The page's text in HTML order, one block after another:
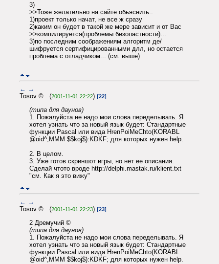
3)
>>Тоже желательно на сайте обьяснить..
1)проект только начат, не все ж сразу
2)каким он будет в такой же мере зависит и от Вас
>>компилируется(проблемы безопастности)...
3)по последним соображениям алгоритм де/
шифруется сертифицированными длл, но остается
проблема с отладчиком... (см. выше)
← →
Tosov © (2001-11-01 22:22) [22]
(типа для даунов)
1. Пожалуйста не надо мои слова переделывать. Я
хотел узнать что за новый язык будет: Стандартные
функции Pascal или вида HrenPoiMeChto(KORABL
@oid^,MMM $$koj$):KDKF; для которых нужен help.
2. В целом.
3. Уже готов скриншот игры, но нет ее описания.
Сделай чтото вроде http://delphi.mastak.ru/klient.txt
"см. Как я это вижу"
← →
Tosov © (2001-11-01 22:23) [23]
2 Дремучий ©
(типа для даунов)
1. Пожалуйста не надо мои слова переделывать. Я
хотел узнать что за новый язык будет: Стандартные
функции Pascal или вида HrenPoiMeChto(KORABL
@oid^,MMM $$koj$):KDKF; для которых нужен help.